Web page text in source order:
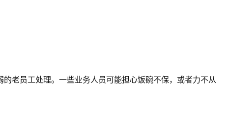
老员工处理。一些业务人员可能担心饭碗不保，或者力不从